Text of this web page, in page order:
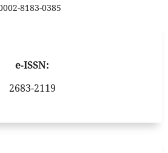
8183-0385
e-ISSN:
2683-2119